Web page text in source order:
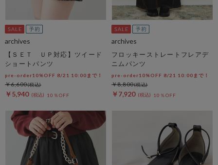
archives
【ＳＥＴ ＵＰ対応】ツイード
ショートパンツ
pre-order10%OFF 8/21 10:00まで！
￥6,600
￥5,940 10％OFF
archives
フロッキーストレートフレアデ
ニムパンツ
pre-order10%OFF 8/21 10:00まで！
￥8,800
￥7,920 10％OFF